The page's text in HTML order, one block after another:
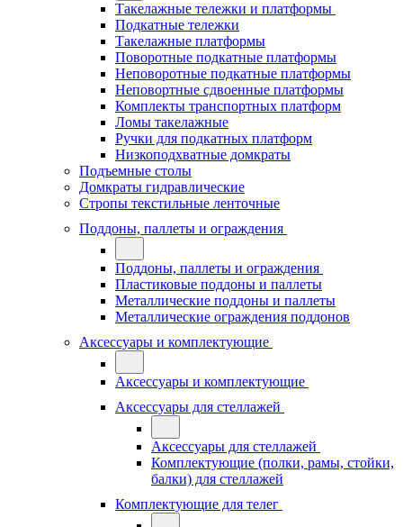
Такелажные тележки и платформы
Подкатные тележки
Такелажные платформы
Поворотные подкатные платформы
Неповоротные подкатные платформы
Неповортные сдвоенные платформы
Комплекты транспортных платформ
Ломы такелажные
Ручки для подкатных платформ
Низкоподхватные домкраты
Подъемные столы
Домкраты гидравлические
Стропы текстильные ленточные
Поддоны, паллеты и ограждения
Поддоны, паллеты и ограждения
Пластиковые поддоны и паллеты
Металлические поддоны и паллеты
Металлические ограждения поддонов
Аксессуары и комплектующие
Аксессуары и комплектующие
Аксессуары для стеллажей
Аксессуары для стеллажей
Комплектующие (полки, рамы, стойки,
балки) для стеллажей
Комплектующие для телег